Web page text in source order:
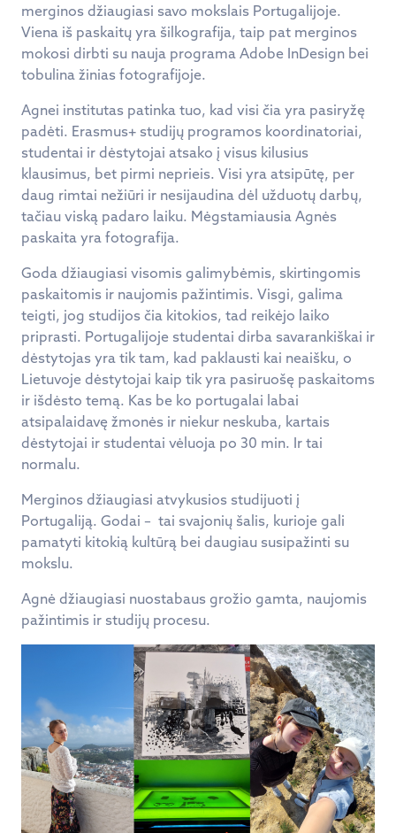
merginos džiaugiasi savo mokslais Portugalijoje.
Viena iš paskaitų yra šilkografija, taip pat merginos
mokosi dirbti su nauja programa Adobe InDesign bei
tobulina žinias fotografijoje.
Agnei institutas patinka tuo, kad visi čia yra pasiryžę
padėti. Erasmus+ studijų programos koordinatoriai,
studentai ir dėstytojai atsako į visus kilusius
klausimus, bet pirmi neprieis. Visi yra atsipūtę, per
daug rimtai nežiūri ir nesijaudina dėl užduotų darbų,
tačiau viską padaro laiku. Mėgstamiausia Agnės
paskaita yra fotografija.
Goda džiaugiasi visomis galimybėmis, skirtingomis
paskaitomis ir naujomis pažintimis. Visgi, galima
teigti, jog studijos čia kitokios, tad reikėjo laiko
priprasti. Portugalijoje studentai dirba savarankiškai ir
dėstytojas yra tik tam, kad paklausti kai neaišku, o
Lietuvoje dėstytojai kaip tik yra pasiruošę paskaitoms
ir išdėsto temą. Kas be ko portugalai labai
atsipalaidavę žmonės ir niekur neskuba, kartais
dėstytojai ir studentai vėluoja po 30 min. Ir tai
normalu.
Merginos džiaugiasi atvykusios studijuoti į
Portugaliją. Godai – tai svajonių šalis, kurioje gali
pamatyti kitokią kultūrą bei daugiau susipažinti su
mokslu.
Agnė džiaugiasi nuostabaus grožio gamta, naujomis
pažintimis ir studijų procesu.